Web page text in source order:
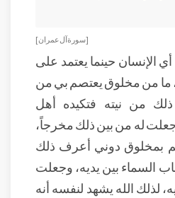
[ سورة آل عمران ]
الإنسان حينما يعتمد على
ما من مخلوق يعتصم بي من
من نيته فتكيده أهل
له من بين ذلك مخرجاً،
بمخلوق دوني أعرف ذلك
السماء بين يديه، وجعلت
لذلك الله يشهد لنفسه أنه